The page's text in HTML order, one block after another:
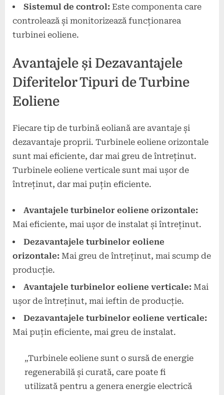
Sistemul de control: Este componenta care
controlează și monitorizează funcționarea
turbinei eoliene.
Avantajele și Dezavantajele
Diferitelor Tipuri de Turbine
Eoliene
Fiecare tip de turbină eoliană are avantaje și
dezavantaje proprii. Turbinele eoliene orizontale
sunt mai eficiente, dar mai greu de întreținut.
Turbinele eoliene verticale sunt mai ușor de
întreținut, dar mai puțin eficiente.
Avantajele turbinelor eoliene orizontale:
Mai eficiente, mai ușor de instalat și întreținut.
Dezavantajele turbinelor eoliene
orizontale: Mai greu de întreținut, mai scump de
producție.
Avantajele turbinelor eoliene verticale: Mai
ușor de întreținut, mai ieftin de producție.
Dezavantajele turbinelor eoliene verticale:
Mai puțin eficiente, mai greu de instalat.
„Turbinele eoliene sunt o sursă de energie
regenerabilă și curată, care poate fi
utilizată pentru a genera energie electrică